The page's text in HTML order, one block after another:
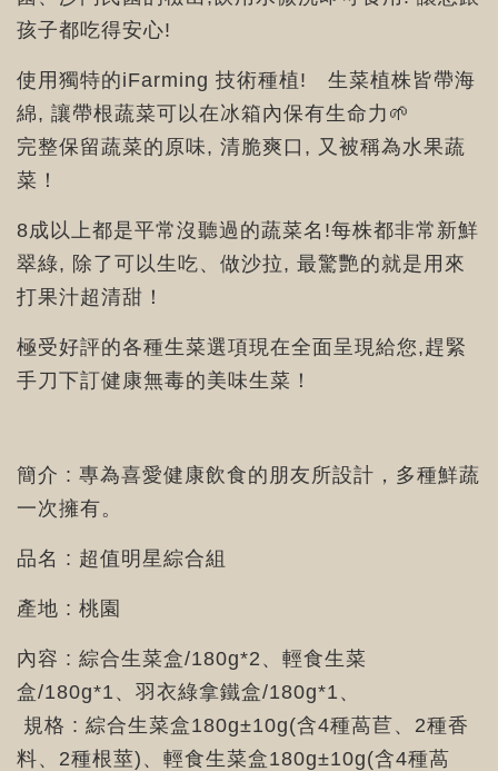
孩子都吃得安心!
使用獨特的iFarming 技術種植! 生菜植株皆帶海
綿, 讓帶根蔬菜可以在冰箱內保有生命力🌱
完整保留蔬菜的原味, 清脆爽口, 又被稱為水果蔬
菜！
8成以上都是平常沒聽過的蔬菜名!每株都非常新鮮
翠綠, 除了可以生吃、做沙拉, 最驚艷的就是用來
打果汁超清甜！
極受好評的各種生菜選項現在全面呈現給您,趕緊
手刀下訂健康無毒的美味生菜！
簡介 : 專為喜愛健康飲食的朋友所設計，多種鮮蔬
一次擁有。
品名 : 超值明星綜合組
產地 : 桃園
內容 : 綜合生菜盒/180g*2、輕食生菜
盒/180g*1、羽衣綠拿鐵盒/180g*1、
規格 : 綜合生菜盒180g±10g(含4種萵苣、2種香
料、2種根莖)、輕食生菜盒180g±10g(含4種萵